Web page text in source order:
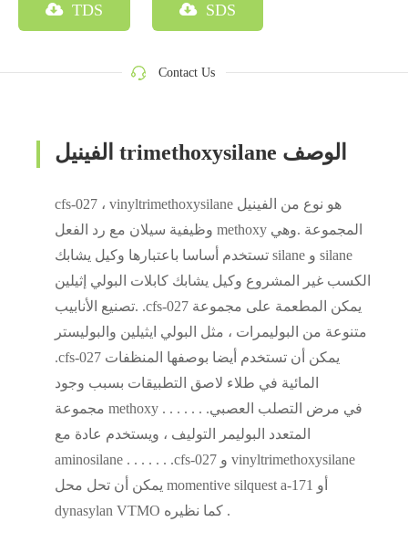
TDS SDS
Contact Us
الفينيل trimethoxysilane الوصف
cfs-027 ، vinyltrimethoxysilane هو نوع من الفينيل
وظيفية سيلان مع رد الفعل methoxy المجموعة .وهي
تستخدم أساسا باعتبارها وكيل يشابك silane و silane
الكسب غير المشروع وكيل يشابك كابلات البولي إثيلين
.تصنيع الأنابيب .cfs-027 يمكن المطعمة على مجموعة
متنوعة من البوليمرات ، مثل البولي ايثيلين والبوليستر
.cfs-027 يمكن أن تستخدم أيضا بوصفها المنظفات
المائية في طلاء لاصق التطبيقات بسبب وجود
مجموعة methoxy . . . . . . .في مرض التصلب العصبي
المتعدد البوليمر التوليف ، ويستخدم عادة مع
aminosilane . . . . . . .cfs-027 و vinyltrimethoxysilane
يمكن أن تحل محل momentive silquest a-171 أو
dynasylan VTMO كما نظيره .